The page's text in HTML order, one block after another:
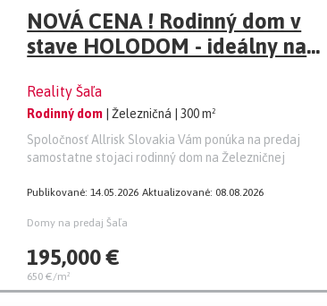
NOVÁ CENA ! Rodinný dom v
stave HOLODOM - ideálny na
bývaní
Reality Šaľa
Rodinný dom | Železničná
| 300 m²
Spoločnosť Allrisk Slovakia Vám ponúka na predaj
samostatne stojaci rodinný dom na Železničnej
Publikované: 14.05.2026 Aktualizované: 08.08.2026
Domy na predaj Šaľa
195,000 €
650 €/m²